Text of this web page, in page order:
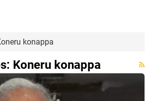
konappa
Koneru konappa